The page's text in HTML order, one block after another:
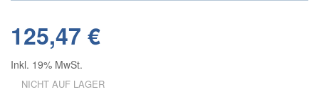
125,47 €
Inkl. 19% MwSt.
NICHT AUF LAGER